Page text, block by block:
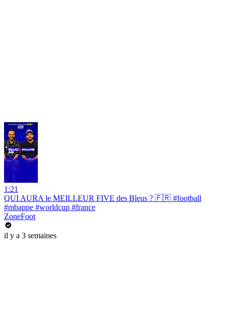
1:21
QUI AURA le MEILLEUR FIVE des Bleus ? 🇫🇷 #football
#mbappe #worldcup #france
ZoneFoot
il y a 3 semaines